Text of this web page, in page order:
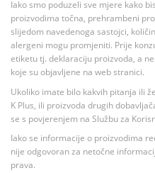
Iako smo poduzeli sve mjere kako
proizvodima točna, prehrambeni
slijedom navedenoga sastojci,
alergeni mogu promjeniti. Prije
etiketu tj. deklaraciju proizvoda, a
koje su objavljene na web stranici.
Ukoliko imate bilo kakvih pitanja ili
K Plus, ili proizvoda drugih
se s povjerenjem na Službu za
Iako se informacije o proizvodima
nije odgovoran za netočne
prava.